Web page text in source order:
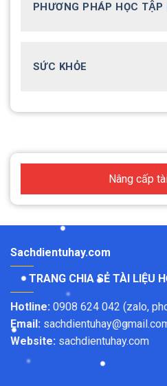
PHƯƠNG PHÁP HỌC TẬP
SỨC KHỎE
Nâng cấp
Sachdientuhay.com
TRANG CHIA SẺ TÀI LIỆU
Hotline: 0908 624 042 (zalo,
Email:
Website: sachdientuhay.com